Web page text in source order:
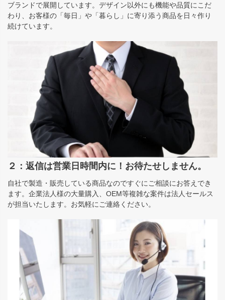
ブランドで展開しています。デザイン以外にも機能や品質にこだ
わり、お客様の「毎日」や「暮らし」に寄り添う商品を日々作り
続けています。
２：返信は営業日時間内に！お待たせしません。
自社で製造・販売している商品なのですぐにご相談にお答えでき
ます。企業法人様の大量購入、OEM等複雑な案件は法人セールス
が担当いたします。お気軽にご連絡ください。